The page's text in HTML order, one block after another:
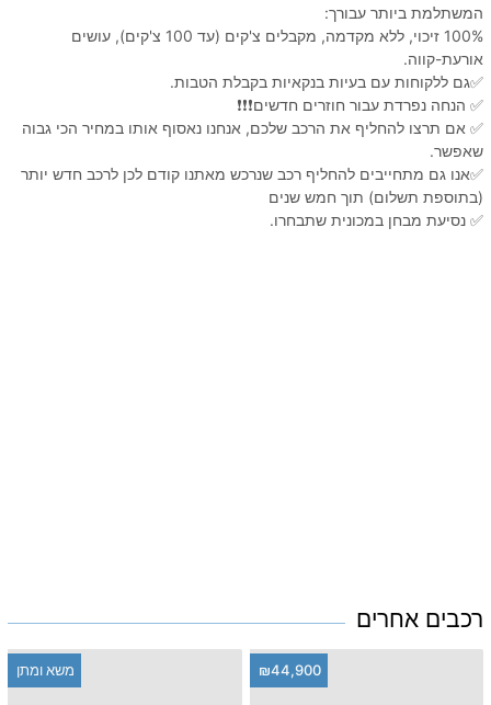
המשתלמת ביותר עבורך:
100% זיכוי, ללא מקדמה, מקבלים צ'קים (עד 100 צ'קים), עושים
אורעת-קווה.
✅גם ללקוחות עם בעיות בנקאיות בקבלת הטבות.
✅ הנחה נפרדת עבור חוזרים חדשים❗️❗️❗️
✅ אם תרצו להחליף את הרכב שלכם, אנחנו נאסוף אותו במחיר הכי גבוה
שאפשר.
✅אנו גם מתחייבים להחליף רכב שנרכש מאתנו קודם לכן לרכב חדש יותר
(בתוספת תשלום) תוך חמש שנים
✅ נסיעת מבחן במכונית שתבחרו.
רכבים אחרים
₪44,900 משא ומתן